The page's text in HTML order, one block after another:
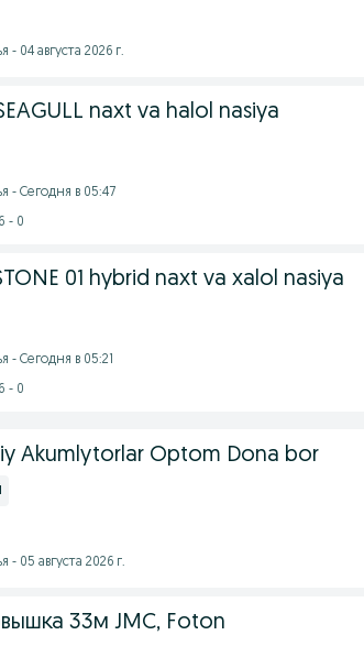
- 04 августа 2026 г.
naxt va halol nasiya
- Сегодня в 05:47
- 0
01 hybrid naxt va xalol nasiya
- Сегодня в 05:21
- 0
Akumlytorlar Optom Dona bor
- 05 августа 2026 г.
33м JMC, Foton